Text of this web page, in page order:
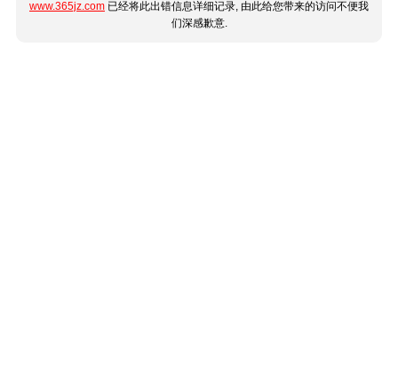
www.365jz.com 已经将此出错信息详细记录, 由此给您带来的访问不便我
们深感歉意.